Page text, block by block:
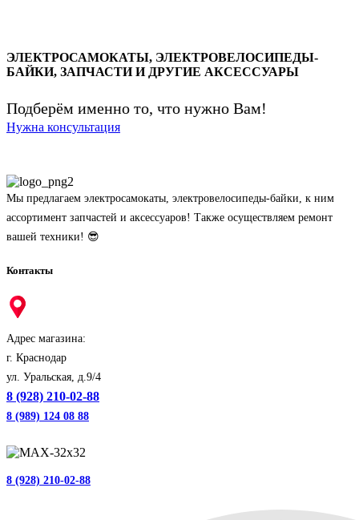
ЭЛЕКТРОСАМОКАТЫ, ЭЛЕКТРОВЕЛОСИПЕДЫ-
БАЙКИ, ЗАПЧАСТИ И ДРУГИЕ АКСЕССУАРЫ
Подберём именно то, что нужно Вам!
Нужна консультация
Мы предлагаем электросамокаты, электровелосипеды-байки, к ним
ассортимент запчастей и аксессуаров! Также осуществляем ремонт
вашей техники! 😎
Контакты
Адрес магазина:
г. Краснодар
ул. Уральская, д.9/4
8 (928) 210-02-88
8 (989) 124 08 88
8 (928) 210-02-88